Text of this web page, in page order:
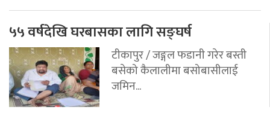
५५ वर्षदेखि घरबासका लागि सङ्घर्ष
टीकापुर / जङ्गल फडानी गरेर बस्ती
बसेको कैलालीमा बसोबासीलाई
जमिन...